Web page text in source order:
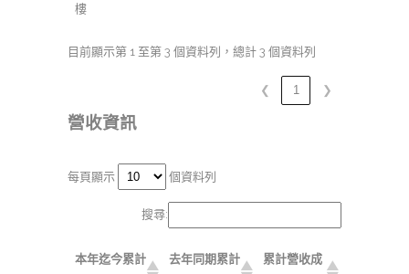
樓
目前顯示第 1 至第 3 個資料列，總計 3 個資料列
❮ 1 ❯
營收資訊
每頁顯示 個資料列
搜尋:
本年迄今累計
去年同期累計
累計營收成